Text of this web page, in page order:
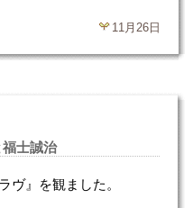
11月26日
士誠治
ヴ』を観ました。